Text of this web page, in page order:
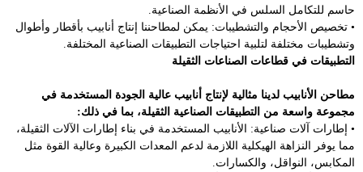
حاسم للتكامل السلس في الأنظمة الصناعية.
• تخصيص الأحجام والتشطيبات: يمكن لمطاحننا إنتاج أنابيب بأقطار وأطوال
وتشطيبات مختلفة لتلبية احتياجات التطبيقات الصناعية المختلفة.
التطبيقات في قطاعات الصناعات الثقيلة
مطاحن الأنابيب لدينا مثالية لإنتاج أنابيب عالية الجودة المستخدمة في
مجموعة واسعة من التطبيقات الصناعية الثقيلة، بما في ذلك:
• إطارات آلات صناعية: الأنابيب المستخدمة في بناء إطارات الآلات الثقيلة،
مما يوفر النزاهة الهيكلية اللازمة لدعم المعدات الكبيرة وعالية القوة مثل
المكابس، النواقل، والكسارات.